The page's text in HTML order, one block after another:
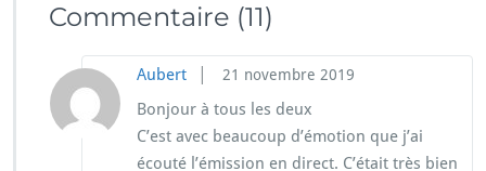
Commentaire (11)
Aubert 21 novembre 2019
Bonjour à tous les deux
C’est avec beaucoup d’émotion que j’ai
écouté l’émission en direct. C’était très bien